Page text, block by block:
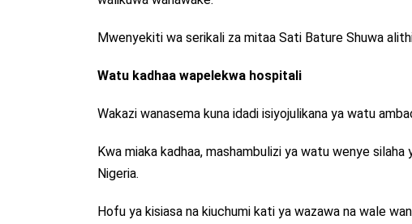
Mwenyekiti wa serikali za mitaa Sati Bature Shuwa
Watu kadhaa wapelekwa hospitali
Wakazi wanasema kuna idadi isiyojulikana ya watu
Kwa miaka kadhaa, mashambulizi ya watu wenye
Nigeria.
Hofu ya kisiasa na kiuchumi kati ya wazawa na wale